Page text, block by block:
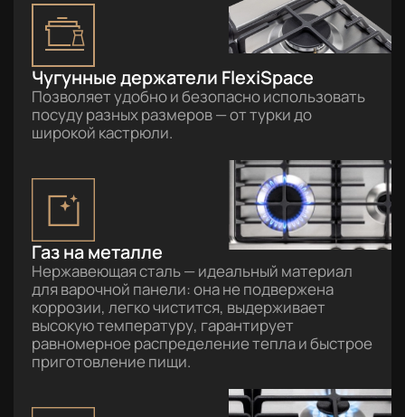
Чугунные держатели FlexiSpace
Позволяет удобно и безопасно использовать
посуду разных размеров — от турки до
широкой кастрюли.
Газ на металле
Нержавеющая сталь — идеальный материал
для варочной панели: она не подвержена
коррозии, легко чистится, выдерживает
высокую температуру, гарантирует
равномерное распределение тепла и быстрое
приготовление пищи.